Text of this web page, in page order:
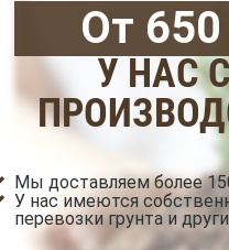
От
У НАС
Мы доставляем более
У нас имеются
перевозки грунта и